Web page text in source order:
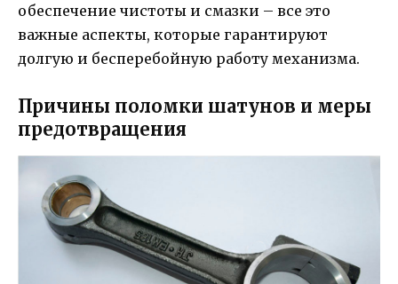
обеспечение чистоты и смазки – все это
важные аспекты, которые гарантируют
долгую и бесперебойную работу механизма.
Причины поломки шатунов и меры
предотвращения